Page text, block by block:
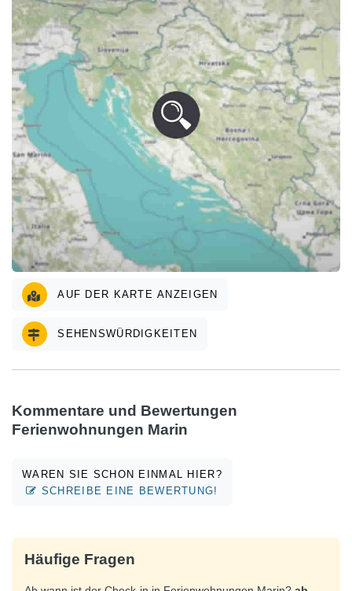
AUF DER KARTE ANZEIGEN
SEHENSWÜRDIGKEITEN
Kommentare und Bewertungen
Ferienwohnungen Marin
WAREN SIE SCHON EINMAL HIER?
SCHREIBE EINE BEWERTUNG!
Häufige Fragen